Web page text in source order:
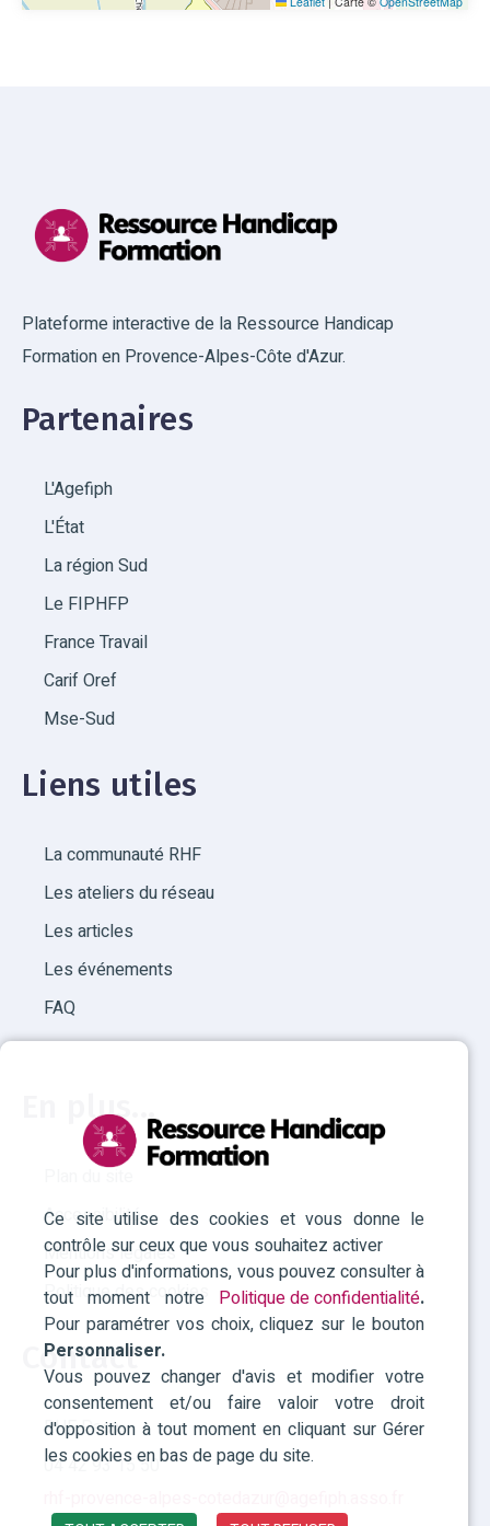
Ce site utilise des cookies et vous donne le
contrôle sur ceux que vous souhaitez activer
Pour plus d'informations, vous pouvez consulter à
tout moment notre Politique de confidentialité.
Pour paramétrer vos choix, cliquez sur le bouton
Personnaliser.
Vous pouvez changer d'avis et modifier votre
consentement et/ou faire valoir votre droit
d'opposition à tout moment en cliquant sur Gérer
les cookies en bas de page du site.
Plateforme interactive de la Ressource Handicap
Formation en Provence-Alpes-Côte d'Azur.
Partenaires
L'Agefiph
L'État
La région Sud
Le FIPHFP
France Travail
Carif Oref
Mse-Sud
Liens utiles
La communauté RHF
Les ateliers du réseau
Les articles
Les événements
FAQ
En plus...
Plan du site
Accessibilité
Mentions légales
Politique des cookies
Contact
RHF Paca
04 42 93 15 50